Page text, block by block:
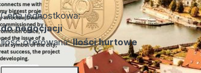
Cena jednostkowa:
do negocjacji
Ilość oferowana:Ilości hurtowe